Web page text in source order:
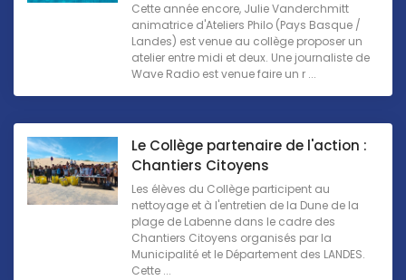
Cette année encore, Julie Vanderchmitt
animatrice d'Ateliers Philo (Pays Basque /
Landes) est venue au collège proposer un
atelier entre midi et deux. Une journaliste de
Wave Radio est venue faire un r ...
Le Collège partenaire de l'action :
Chantiers Citoyens
Les élèves du Collège participent au
nettoyage et à l'entretien de la Dune de la
plage de Labenne dans le cadre des
Chantiers Citoyens organisés par la
Municipalité et le Département des LANDES.
Cette ...